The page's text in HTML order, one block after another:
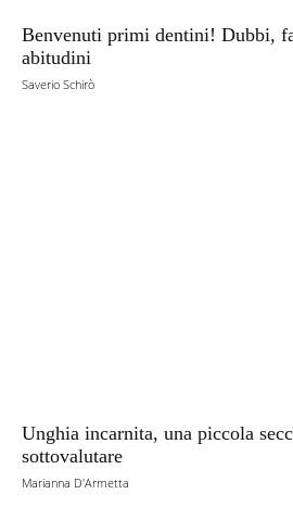
Benvenuti primi dentini! Dubbi,
abitudini
Saverio Schirò
Unghia incarnita, una piccola
sottovalutare
Marianna D'Armetta